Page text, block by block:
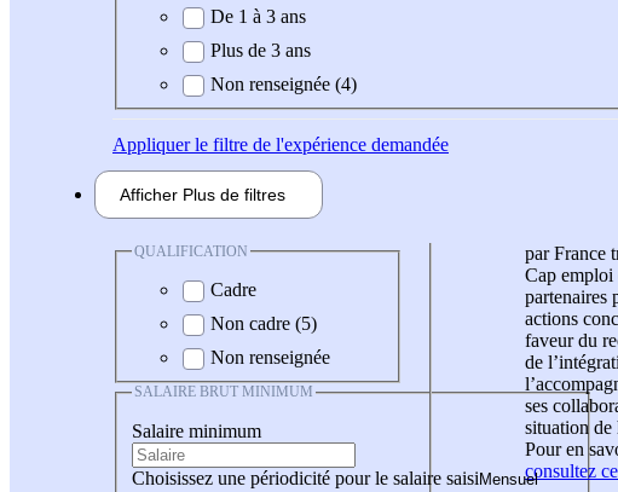
De 1 à 3 ans
Plus de 3 ans
Non renseignée (4)
Appliquerle filtre de l'expérience demandée
Afficher Plus de filtres
QUALIFICATION
Cadre
Non cadre (5)
Non renseignée
SALAIRE BRUT MINIMUM
Salaire minimum
Choisissez une périodicité pour le salaire saisi
par France
Cap emploi
partenaires
actions
faveur du
de
ses
situation de
Pour en
consultez